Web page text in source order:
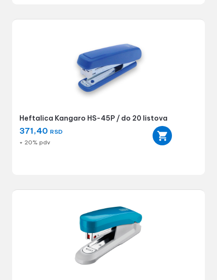
Heftalica Kangaro HS-45P / do 20 listova
371,40 RSD
+ 20% pdv